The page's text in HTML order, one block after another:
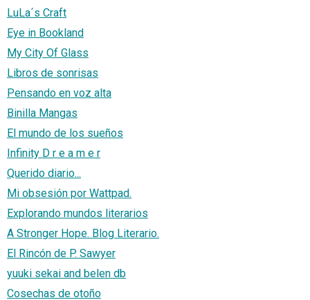
LuLa´s Craft
Eye in Bookland
My City Of Glass
Libros de sonrisas
Pensando en voz alta
Binilla Mangas
El mundo de los sueños
Infinity D r e a m e r
Querido diario...
Mi obsesión por Wattpad.
Explorando mundos literarios
A Stronger Hope. Blog Literario.
El Rincón de P. Sawyer
yuuki sekai and belen db
Cosechas de otoño